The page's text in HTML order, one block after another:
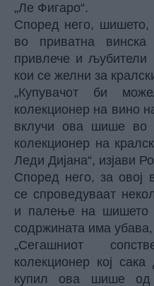
„Ле Фигаро“.
Според него, шишето,
во приватна
привлече и љубители
кои се желни за
„Купувачот би
колекционер на вино
вклучи ова шише во
колекционер на
Леди Дијана“, изјави
Според него, за овој
се спроведуваат
и палење на шишето
содржината има убава,
„Сегашниот
колекционер кој
купил ова шише од